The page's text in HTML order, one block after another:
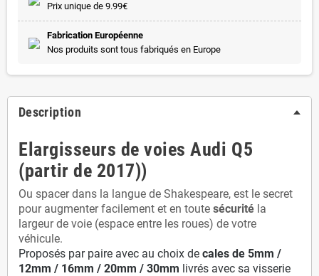
Prix unique de 9.99€
Fabrication Européenne
Nos produits sont tous fabriqués en Europe
Description
Elargisseurs de voies Audi Q5
(partir de 2017))
Ou spacer dans la langue de Shakespeare, est le secret
pour augmenter facilement et en toute sécurité la
largeur de voie (espace entre les roues) de votre
véhicule.
Proposés par paire avec au choix de cales de 5mm /
12mm / 16mm / 20mm / 30mm livrés avec sa visserie